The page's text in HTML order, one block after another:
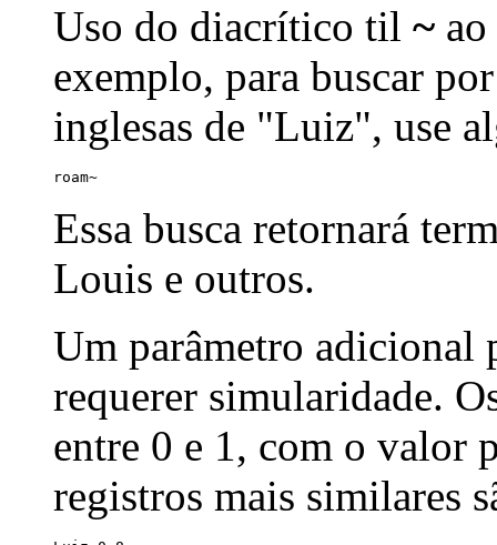
Uso do diacrítico til ~
exemplo, para buscar
inglesas de "Luiz", use
roam~
Essa busca retornará
Louis e outros.
Um parâmetro adicional
requerer simularidade.
entre 0 e 1, com o valor
registros mais similares